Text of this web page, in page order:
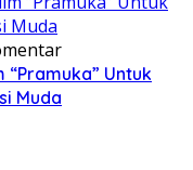
“Pramuka” Untuk
Muda